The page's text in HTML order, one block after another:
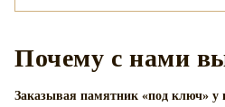
Почему с нами
Заказывая памятник «под ключ» у